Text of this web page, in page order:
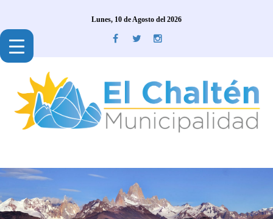
Lunes, 10 de Agosto del 2026